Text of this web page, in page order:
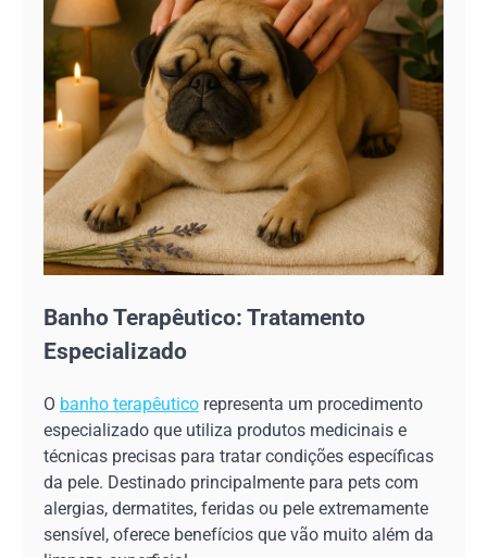
Banho Terapêutico: Tratamento
Especializado
O banho terapêutico representa um procedimento
especializado que utiliza produtos medicinais e
técnicas precisas para tratar condições específicas
da pele. Destinado principalmente para pets com
alergias, dermatites, feridas ou pele extremamente
sensível, oferece benefícios que vão muito além da